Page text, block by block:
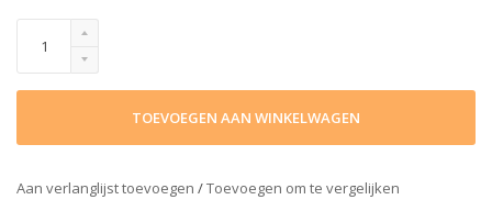
TOEVOEGEN AAN WINKELWAGEN
Aan verlanglijst toevoegen /Toevoegen om te vergelijken